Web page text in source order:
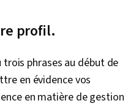
profil.
phrases au début de
en évidence vos
en matière de gestion